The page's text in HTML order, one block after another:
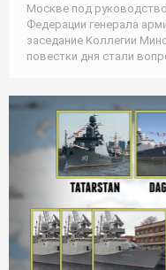
Москве под
Федерации генерала
заседание Коллегии
повестки дня стали